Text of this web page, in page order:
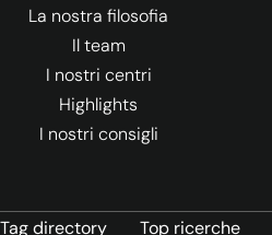
La nostra filosofia
Il team
I nostri centri
Highlights
I nostri consigli
Tag directory Top ricerche